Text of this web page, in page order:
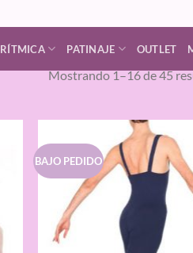
RÍTMICA PATINAJE OUTLET
Mostrando 1–16 de 45
BAJO PEDIDO